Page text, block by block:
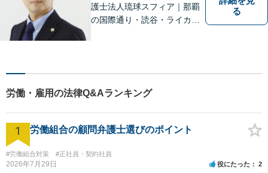
護士法人琉球スフィア｜那覇
の国際通り・読谷・ライカム
はなく、一社会人として相談
護士でありたいと思っていま
す。
る
労働・雇用の法律Q&Aランキング
1 労働組合の顧問弁護士選びのポイント
#労働組合対策 #正社員・契約社員
2026年7月29日 役にたった 2